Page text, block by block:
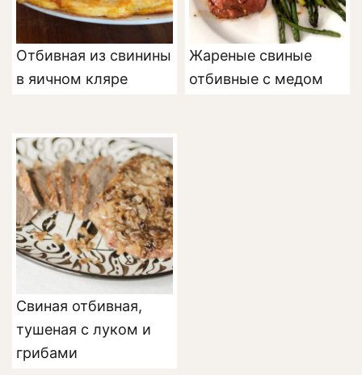
Отбивная из свинины
в яичном кляре
Жареные свиные
отбивные с медом
Свиная отбивная,
тушеная с луком и
грибами